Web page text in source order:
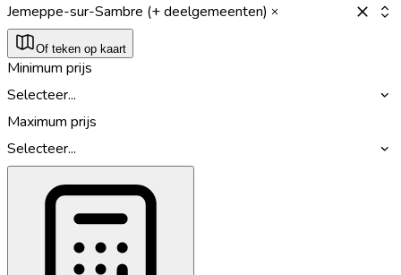
Jemeppe-sur-Sambre (+ deelgemeenten)
Of teken op kaart
Minimum prijs
Selecteer...
Maximum prijs
Selecteer...